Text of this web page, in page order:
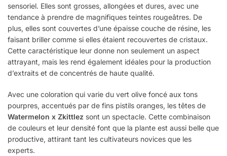
sensoriel. Elles sont grosses, allongées et dures, avec une
tendance à prendre de magnifiques teintes rougeâtres. De
plus, elles sont couvertes d’une épaisse couche de résine, les
faisant briller comme si elles étaient recouvertes de cristaux.
Cette caractéristique leur donne non seulement un aspect
attrayant, mais les rend également idéales pour la production
d’extraits et de concentrés de haute qualité.
Avec une coloration qui varie du vert olive foncé aux tons
pourpres, accentués par de fins pistils oranges, les têtes de
Watermelon x Zkittlez sont un spectacle. Cette combinaison
de couleurs et leur densité font que la plante est aussi belle que
productive, attirant tant les cultivateurs novices que les
experts.